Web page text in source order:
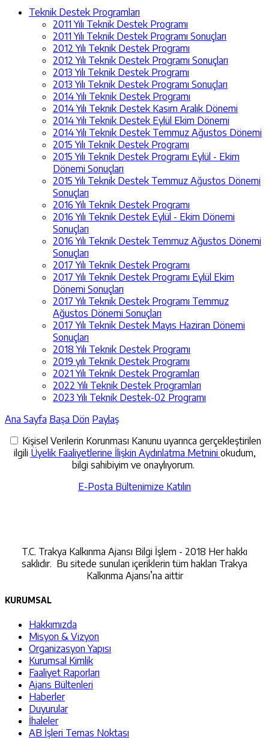
Teknik Destek Programları
2011 Yılı Teknik Destek Programı
2011 Yılı Teknik Destek Programı Sonuçları
2012 Yılı Teknik Destek Programı
2012 Yılı Teknik Destek Programı Sonuçları
2013 Yılı Teknik Destek Programı
2013 Yılı Teknik Destek Programı Sonuçları
2014 Yılı Teknik Destek Programı
2014 Yılı Teknik Destek Kasım Aralık Dönemi
2014 Yılı Teknik Destek Eylül Ekim Dönemi
2014 Yılı Teknik Destek Temmuz Ağustos Dönemi
2015 Yılı Teknik Destek Programı
2015 Yılı Teknik Destek Programı Eylül - Ekim
Dönemi Sonuçları
2015 Yılı Teknik Destek Temmuz Ağustos Dönemi
Sonuçları
2016 Yılı Teknik Destek Programı
2016 Yılı Teknik Destek Eylül - Ekim Dönemi
Sonuçları
2016 Yılı Teknik Destek Temmuz Ağustos Dönemi
Sonuçları
2017 Yılı Teknik Destek Programı
2017 Yılı Teknik Destek Programı Eylül Ekim
Dönemi Sonuçları
2017 Yılı Teknik Destek Programı Temmuz
Ağustos Dönemi Sonuçları
2017 Yılı Teknik Destek Mayıs Haziran Dönemi
Sonuçları
2018 Yılı Teknik Destek Programı
2019 yılı Teknik Destek Programı
2021 Yılı Teknik Destek Programları
2022 Yılı Teknik Destek Programları
2023 Yılı Teknik Destek-02 Programı
Ana Sayfa Başa Dön Paylaş
Kişisel Verilerin Korunması Kanunu uyarınca gerçekleştirilen
ilgili Üyelik Faaliyetlerine İlişkin Aydınlatma Metnini okudum,
bilgi sahibiyim ve onaylıyorum.
E-Posta Bültenimize Katılın
T.C. Trakya Kalkınma Ajansı Bilgi İşlem - 2018 Her hakkı
saklıdır. Bu sitede sunulan içeriklerin tüm hakları Trakya
Kalkınma Ajansı’na aittir
KURUMSAL
Hakkımızda
Misyon & Vizyon
Organizasyon Yapısı
Kurumsal Kimlik
Faaliyet Raporları
Ajans Bültenleri
Haberler
Duyurular
İhaleler
AB İşleri Temas Noktası